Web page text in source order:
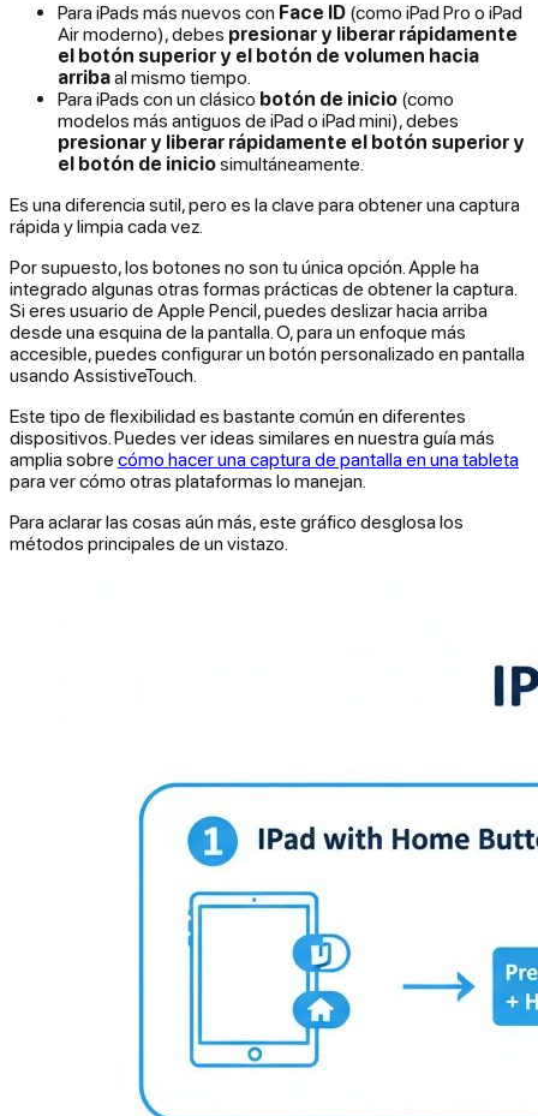
Para iPads más nuevos con Face ID (como iPad Pro o iPad
Air moderno), debes presionar y liberar rápidamente
el botón superior y el botón de volumen hacia
arribaal mismo tiempo.
Para iPads con un clásico botón de inicio (como
modelos más antiguos de iPad o iPad mini), debes
presionar y liberar rápidamente el botón superior y
el botón de iniciosimultáneamente.
Es una diferencia sutil, pero es la clave para obtener una captura
rápida y limpia cada vez.
Por supuesto, los botones no son tu única opción. Apple ha
integrado algunas otras formas prácticas de obtener la captura.
Si eres usuario de Apple Pencil, puedes deslizar hacia arriba
desde una esquina de la pantalla. O, para un enfoque más
accesible, puedes configurar un botón personalizado en pantalla
usando AssistiveTouch.
Este tipo de flexibilidad es bastante común en diferentes
dispositivos. Puedes ver ideas similares en nuestra guía más
amplia sobre cómo hacer una captura de pantalla en una tableta
para ver cómo otras plataformas lo manejan.
Para aclarar las cosas aún más, este gráfico desglosa los
métodos principales de un vistazo.